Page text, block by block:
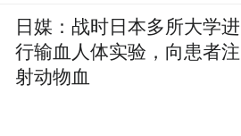
日媒：战时日本多所大学进
行输血人体实验，向患者注
射动物血